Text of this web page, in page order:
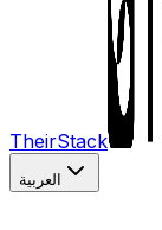
TheirStack
العربية